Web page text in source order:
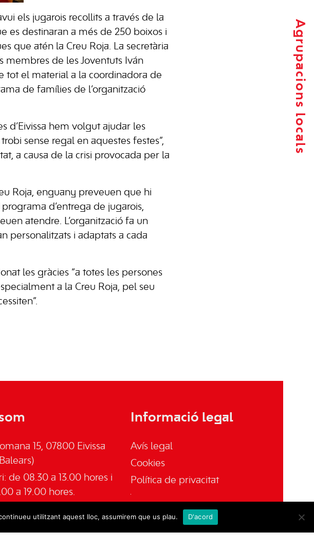
Agrupacions locals
els jugarois recollits a través de la
es destinaran a més de 250 boixos i
que atén la Creu Roja. La secretària
membres de les Joventuts Iván
tot el material a la coordinadora de
de famílies de l’organització
d’Eivissa hem volgut ajudar les
sense regal en aquestes festes”,
a causa de la crisi provocada per la
Roja, enguany preveuen que hi
d’entrega de jugarois,
atendre. L’organització fa un
personalitzats i adaptats a cada
les gràcies “a totes les persones
a la Creu Roja, pel seu
15, 07800 Eivissa
de 08.30 a 13.00 hores i
a 19.00 hores.
Informació legal
Avís legal
Cookies
Política de privacitat
utilitzant aquest lloc, assumirem que us plau. D'acord